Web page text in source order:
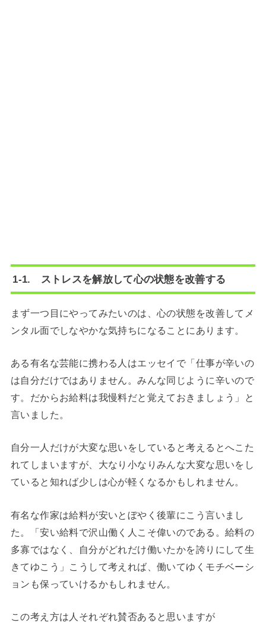
1-1. ストレスを解放して心の状態を改善する
まず一つ目にやってみたいのは、心の状態を改善してメ
ンタル面でしなやかな気持ちになることにあります。
ある有名な芸能に携わる人はエッセイで「仕事が辛いの
は自分だけではありません。みんな同じように辛いので
す。だからお給料は我慢料だと覚えておきましょう」と
言いました。
自分一人だけが大変な思いをしていると考えるとへこた
れてしまいますが、大なり小なりみんな大変な思いをし
ていると知れば少しは心が軽くなるかもしれません。
有名な作家は給料が安いとぼやく後輩にこう言いまし
た。「安い給料で沢山働く人こそ偉いのである。給料の
多寡ではなく、自分がどれだけ働いたかを誇りにして生
きてゆこう」こうして考えれば、働いてゆくモチベーシ
ョンも保っていけるかもしれません。
この考え方は人それぞれ賛否あると思いますが